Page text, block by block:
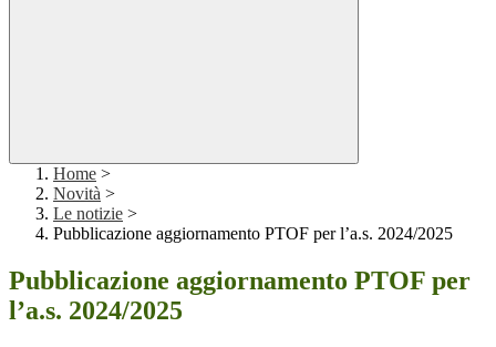
Home >
Novità >
Le notizie >
Pubblicazione aggiornamento PTOF per l’a.s. 2024/2025
Pubblicazione aggiornamento PTOF per
l’a.s. 2024/2025